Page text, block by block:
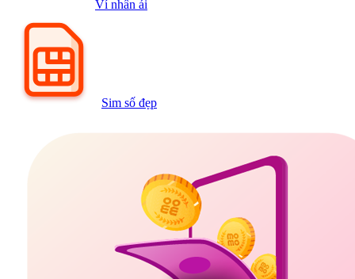
Ví nhân ái
Sim số đẹp